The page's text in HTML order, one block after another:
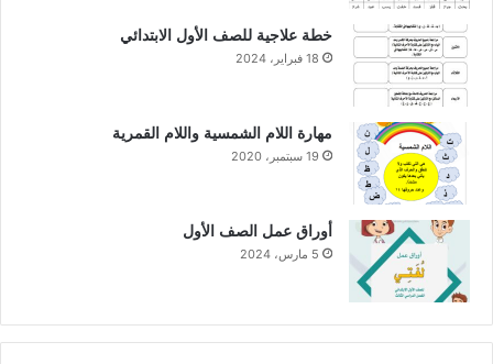
خطة علاجية للصف الأول الابتدائي
18 فبراير، 2024
مهارة اللام الشمسية واللام القمرية
19 سبتمبر، 2020
أوراق عمل الصف الأول
5 مارس، 2024